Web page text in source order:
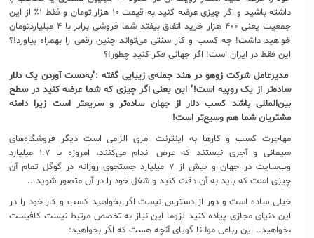
داشته باشید و اگر چیزی عرضه کنید به قیمت ۱۰ هزار تومان و فقط ۱٪ از این
جمعیت یعنی ۴۰۰ هزار خرید اتفاق بیفتد شما فروشی برابر با ۴ میلیاردتومان
خواهید داشت! چه کسب و کار سنتی می‌تواند چنین رقمی را بهمراه بیاورد!؟
این فقط در ایران است! اگر جهانی فکر کنید چطور!؟
مدیرعامل شرکت زوهو در هند جمله‌ی زیبایی گفته :"به‌دست آوردن یک دلار
ساده‌تر از یک روپیه است!" این یعنی اگر چیزی که شما عرضه کنید در سطح
بین‌المللی باشد کسب دلار از جهان ساده‌تر و سریعتر است زیرا دامنه
مشتریان شما هم وسیع‌تر است!
مهاجرت کسب و کارها به اینترنت امری الزامی‌ است دیگر فروشگاه‌های
سیمانی و آجری نیستند که عرض اندام می‌کنند، امروزه با ۱.۷ میلیارد
وب‌سایت در جهان و بیش از ۷ میلیارد جستجوی روزانه در گوگل تمام آن
چیزی است که باید به آن دقت کنید و شغل خود را در آن متصور شوید...
خیلی ساده است و دور از دسترس نیست اگر بخواهید کسب و کار خود را در
این دنیای مجازی پیاده کنید لزوما این نیاز به تخصص مرتبط نیست کافیست
بخواهید.. این رباعی مولانا گویای آنچه هست که اگر بخواهید: